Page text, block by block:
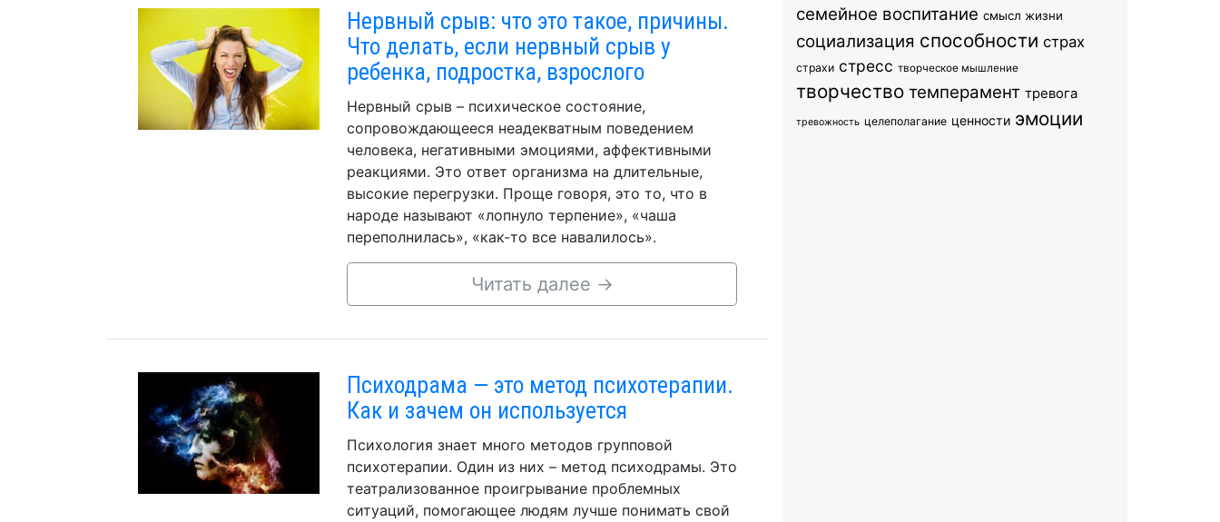
Нервный срыв: что это такое, причины.
Что делать, если нервный срыв у
ребенка, подростка, взрослого
Нервный срыв – психическое состояние,
сопровождающееся неадекватным поведением
человека, негативными эмоциями, аффективными
реакциями. Это ответ организма на длительные,
высокие перегрузки. Проще говоря, это то, что в
народе называют «лопнуло терпение», «чаша
переполнилась», «как-то все навалилось».
Читать далее →
Психодрама — это метод психотерапии.
Как и зачем он используется
Психология знает много методов групповой
психотерапии. Один из них – метод психодрамы. Это
театрализованное проигрывание проблемных
ситуаций, помогающее людям лучше понимать свой
семейное воспитание смысл жизни
социализация способности страх
страхи стресс творческое мышление
творчество темперамент тревога
тревожность целеполагание ценности эмоции